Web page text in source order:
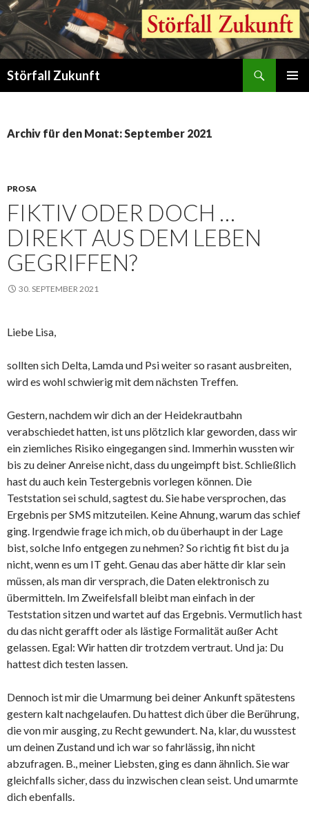
Störfall Zukunft
Archiv für den Monat: September 2021
PROSA
FIKTIV ODER DOCH …
DIREKT AUS DEM LEBEN
GEGRIFFEN?
30. SEPTEMBER 2021
Liebe Lisa,
sollten sich Delta, Lamda und Psi weiter so rasant ausbreiten,
wird es wohl schwierig mit dem nächsten Treffen.
Gestern, nachdem wir dich an der Heidekrautbahn
verabschiedet hatten, ist uns plötzlich klar geworden, dass wir
ein ziemliches Risiko eingegangen sind. Immerhin wussten wir
bis zu deiner Anreise nicht, dass du ungeimpft bist. Schließlich
hast du auch kein Testergebnis vorlegen können. Die
Teststation sei schuld, sagtest du. Sie habe versprochen, das
Ergebnis per SMS mitzuteilen. Keine Ahnung, warum das schief
ging. Irgendwie frage ich mich, ob du überhaupt in der Lage
bist, solche Info entgegen zu nehmen? So richtig fit bist du ja
nicht, wenn es um IT geht. Genau das aber hätte dir klar sein
müssen, als man dir versprach, die Daten elektronisch zu
übermitteln. Im Zweifelsfall bleibt man einfach in der
Teststation sitzen und wartet auf das Ergebnis. Vermutlich hast
du das nicht gerafft oder als lästige Formalität außer Acht
gelassen. Egal: Wir hatten dir trotzdem vertraut. Und ja: Du
hattest dich testen lassen.
Dennoch ist mir die Umarmung bei deiner Ankunft spätestens
gestern kalt nachgelaufen. Du hattest dich über die Berührung,
die von mir ausging, zu Recht gewundert. Na, klar, du wusstest
um deinen Zustand und ich war so fahrlässig, ihn nicht
abzufragen. B., meiner Liebsten, ging es dann ähnlich. Sie war
gleichfalls sicher, dass du inzwischen clean seist. Und umarmte
dich ebenfalls.